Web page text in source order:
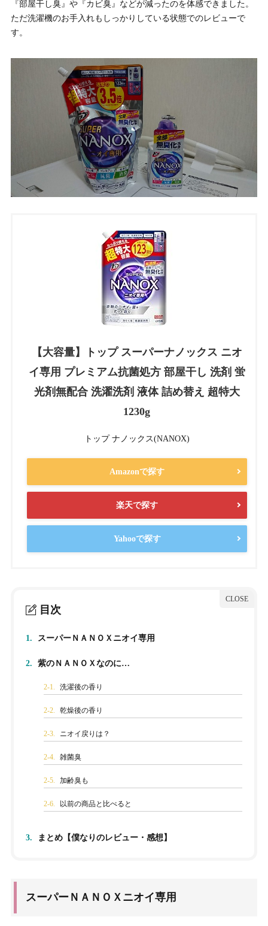
『部屋干し臭』や『カビ臭』などが減ったのを体感できました。
ただ洗濯機のお手入れもしっかりしている状態でのレビューで
す。
【大容量】トップ スーパーナノックス ニオ
イ専用 プレミアム抗菌処方 部屋干し 洗剤 蛍
光剤無配合 洗濯洗剤 液体 詰め替え 超特大
1230g
トップ ナノックス(NANOX)
Amazonで探す
楽天で探す
Yahooで探す
目次
1. スーパーＮＡＮＯＸニオイ専用
2. 紫のＮＡＮＯＸなのに…
2-1. 洗濯後の香り
2-2. 乾燥後の香り
2-3. ニオイ戻りは？
2-4. 雑菌臭
2-5. 加齢臭も
2-6. 以前の商品と比べると
3. まとめ【僕なりのレビュー・感想】
スーパーＮＡＮＯＸニオイ専用